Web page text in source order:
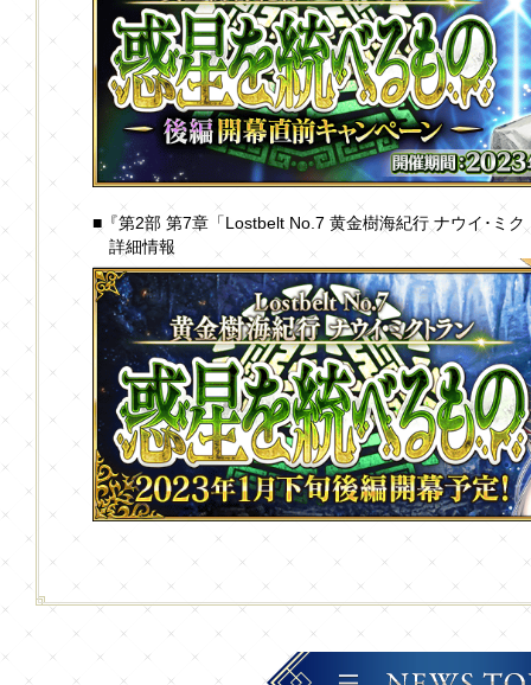
■『第2部 第7章「Lostbelt No.7 黄金樹海紀行 ナウイ･ミ
詳細情報